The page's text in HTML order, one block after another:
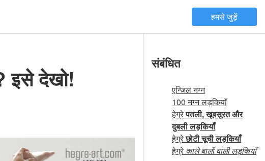
हमसे जुड़ें
इसे देखो!
संबंधित
एन्जिल नग्न
100 नग्न लड़कियाँ
हेग्रेपतली, खूबसूरत और
दुबली लड़कियाँ
हेग्रेछोटी चूची लड़कियाँ
हेग्रे काले बालों वाली लड़कियाँ